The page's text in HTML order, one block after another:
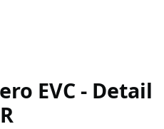
EVC - Detail